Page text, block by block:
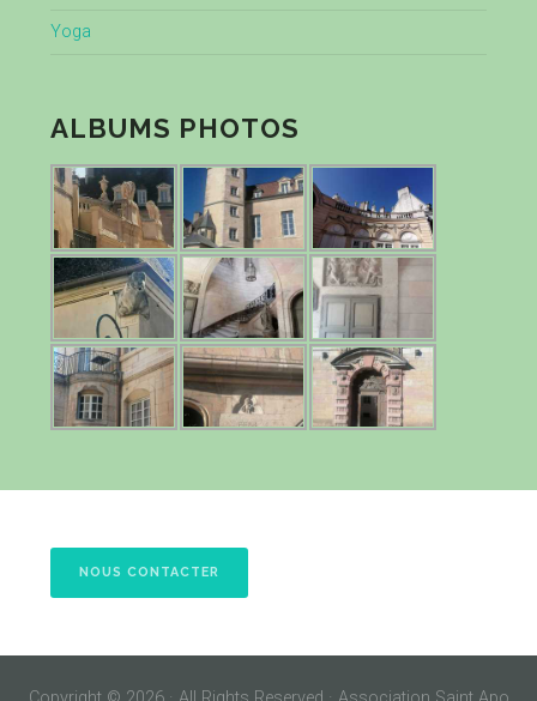
Yoga
ALBUMS PHOTOS
NOUS CONTACTER